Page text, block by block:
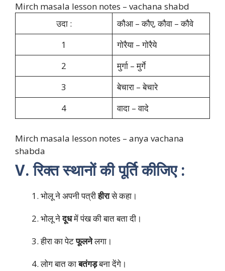
Mirch masala lesson notes – vachana shabd
उदा :
कौआ – कौए, कौवा – कौवे
1
गोरैया – गोरैये
2
मुर्गा – मुर्गे
3
बेचारा – बेचारे
4
वादा – वादे
Mirch masala lesson notes – anya vachana
shabda
V. रिक्त स्थानों की पूर्ति कीजिए :
भोलू ने अपनी पत्रीहीरासे कहा।
भोलू नेदूधमें पंख की बात बता दी।
हीरा का पेटफूलनेलगा।
लोग बात काबतंगड़बना देंगे।